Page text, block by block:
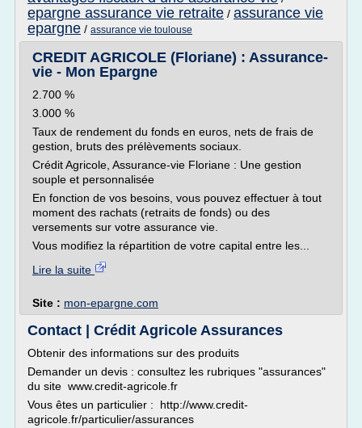
epargne assurance vie retraite / assurance vie
epargne / assurance vie toulouse
CREDIT AGRICOLE (Floriane) : Assurance-
vie - Mon Epargne
2.700 %
3.000 %
Taux de rendement du fonds en euros, nets de frais de
gestion, bruts des prélèvements sociaux.
Crédit Agricole, Assurance-vie Floriane : Une gestion
souple et personnalisée
En fonction de vos besoins, vous pouvez effectuer à tout
moment des rachats (retraits de fonds) ou des
versements sur votre assurance vie.
Vous modifiez la répartition de votre capital entre les...
Lire la suite
Site : mon-epargne.com
Contact | Crédit Agricole Assurances
Obtenir des informations sur des produits
Demander un devis : consultez les rubriques "assurances"
du site www.credit-agricole.fr
Vous êtes un particulier : http://www.credit-
agricole.fr/particulier/assurances